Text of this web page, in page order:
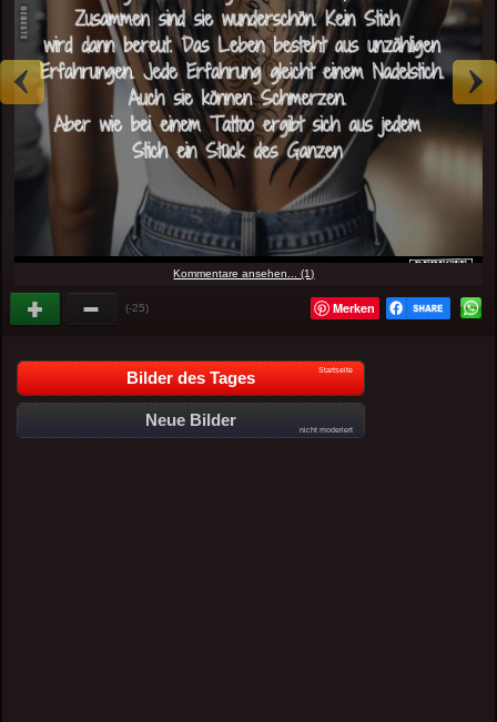
Kommentare ansehen... (1)
(-25) Merken
Bilder des Tages Startseite
Neue Bilder
nicht moderiert